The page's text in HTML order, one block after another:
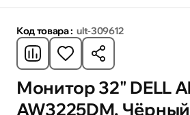
Код товара : ult-309612
Монитор 32" DELL
AW3225DM, Чёрный